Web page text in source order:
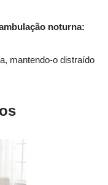
noturna:
mantendo-o distraído